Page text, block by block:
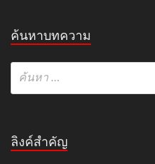
ค้นหาบทความ
ลิงค์สำคัญ